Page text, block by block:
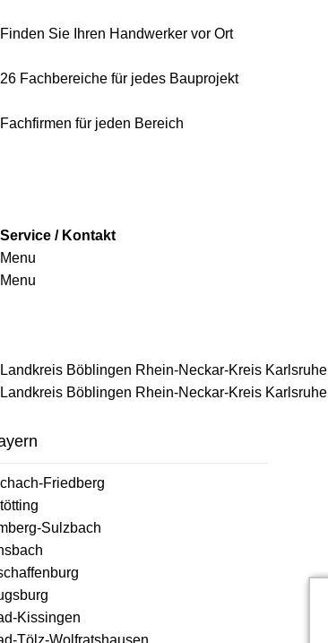
Finden Sie Ihren Handwerker vor Ort
26 Fachbereiche für jedes Bauprojekt
Fachfirmen für jeden Bereich
Service / Kontakt
Menu
Menu
Landkreis Böblingen Rhein-Neckar-Kreis Karlsruhe
Landkreis Böblingen Rhein-Neckar-Kreis Karlsruhe
Friedberg
Sulzbach
Kissingen
Tölz-Wolfratshausen